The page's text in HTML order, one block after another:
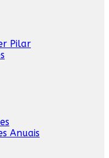
Pilar
Anuais